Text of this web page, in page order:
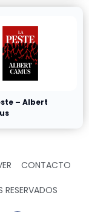
– Albert
CONTACTO